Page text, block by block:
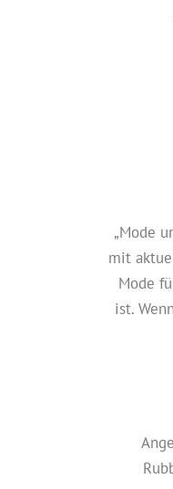
„Mode
mit
Mode
ist.